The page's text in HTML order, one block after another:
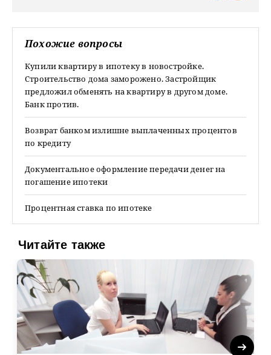
Похожие вопросы
Купили квартиру в ипотеку в новостройке.
Строительство дома заморожено. Застройщик
предложил обменять на квартиру в другом доме.
Банк против.
Возврат банком излишне выплаченных процентов
по кредиту
Документальное оформление передачи денег на
погашение ипотеки
Процентная ставка по ипотеке
Читайте также
Next